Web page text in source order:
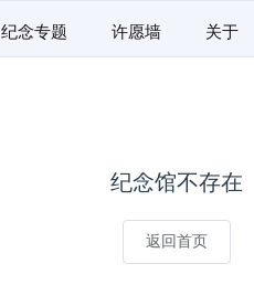
纪念专题 许愿墙 关于
纪念馆不存在
返回首页